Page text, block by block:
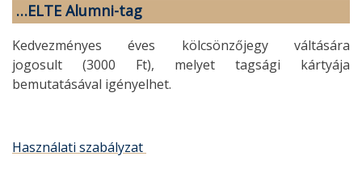
…ELTE Alumni-tag
Kedvezményes éves kölcsönzőjegy váltására
jogosult (3000 Ft), melyet tagsági kártyája
bemutatásával igényelhet.
Használati szabályzat